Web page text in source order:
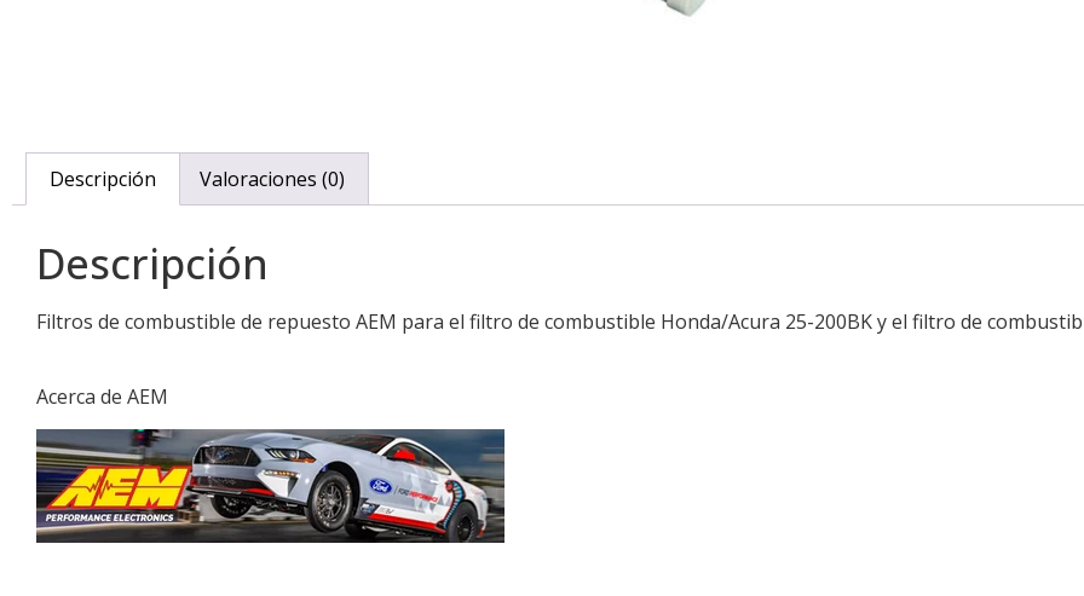
Descripción Valoraciones (0)
Descripción
Filtros de combustible de repuesto AEM para el filtro de combustible Honda/Acura 25-200BK y el filtro de
Acerca de AEM